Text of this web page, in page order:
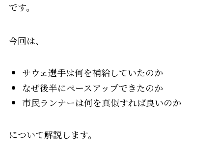
です。
今回は、
サウェ選手は何を補給していたのか
なぜ後半にペースアップできたのか
市民ランナーは何を真似すれば良いのか
について解説します。